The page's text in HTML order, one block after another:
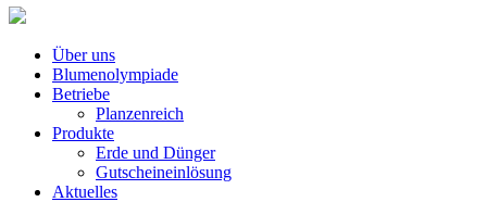
Über uns
Blumenolympiade
Betriebe
Planzenreich
Produkte
Erde und Dünger
Gutscheineinlösung
Aktuelles